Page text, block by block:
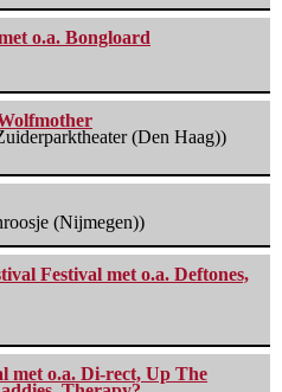
o.a. Bongloard
(Den Haag))
(Nijmegen))
Festival met o.a. Deftones,
met o.a. Di-rect, Up The